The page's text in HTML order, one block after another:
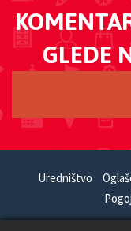
GLEDE
Uredništvo